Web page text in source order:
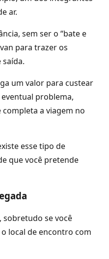
ar.
sem ser o “bate e
para trazer os
um valor para custear
problema,
completa a viagem no
esse tipo de
que você pretende
sobretudo se você
local de encontro com